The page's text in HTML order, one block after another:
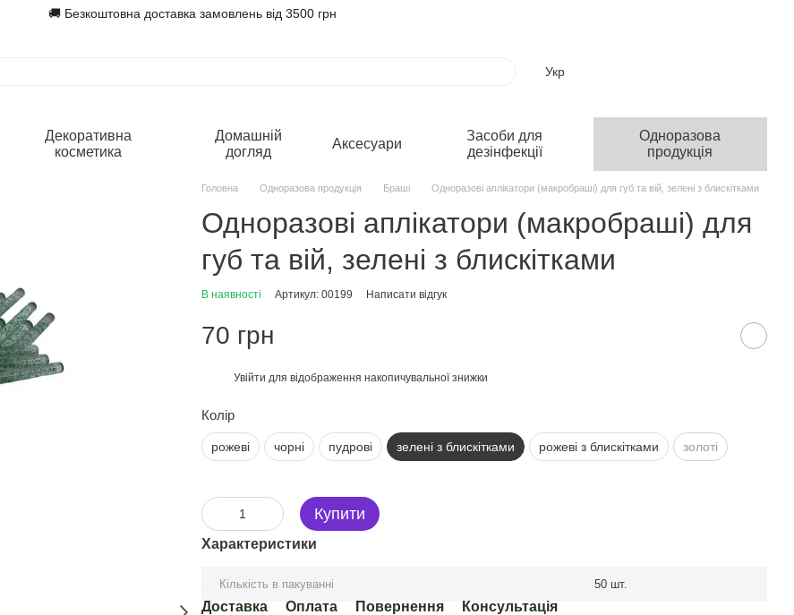
🚚 Безкоштовна доставка замовлень від 3500 грн
Укр
Декоративна
косметика
Домашній
догляд
Аксесуари
Засоби для
дезінфекції
Одноразова
продукція
Головна Одноразова продукція Браші Одноразові аплікатори (макробраші) для губ та вій, зелені з блискітками
Одноразові аплікатори (макробраші) для
губ та вій, зелені з блискітками
В наявності Артикул: 00199 Написати відгук
70 грн
Увійти для відображення накопичувальної знижки
Колір
рожеві чорні пудрові зелені з блискітками рожеві з блискітками золоті
Купити
Характеристики
Кількість в пакуванні 50 шт.
Доставка Оплата Повернення Консультація